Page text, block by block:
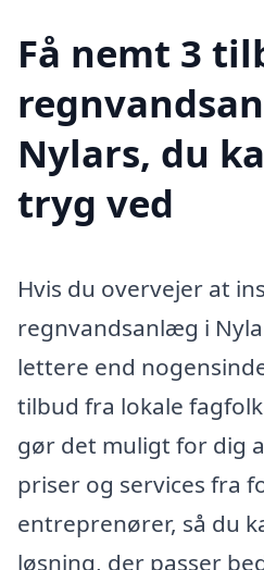
Få nemt 3
Nylars, du
tryg ved
Hvis du overvejer at
regnvandsanlæg i
lettere end
tilbud fra lokale
gør det muligt for dig
priser og services fra
entreprenører, så du
løsning, der passer